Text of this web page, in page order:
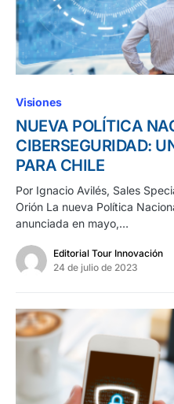
Visiones
NUEVA POLÍTICA
CIBERSEGURIDAD:
PARA CHILE
Por Ignacio Avilés, Sales
Orión La nueva Política
anunciada en mayo,…
Editorial Tour Innovación
24 de julio de 2023